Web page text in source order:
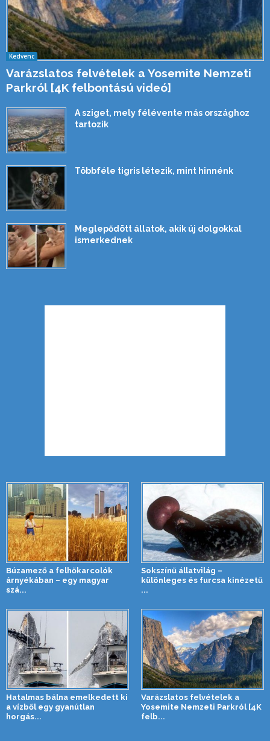
Kedvenc
Varázslatos felvételek a Yosemite Nemzeti
Parkról [4K felbontású videó]
A sziget, mely félévente más országhoz
tartozik
Többféle tigris létezik, mint hinnénk
Meglepődött állatok, akik új dolgokkal
ismerkednek
Búzamező a felhőkarcolók
árnyékában – egy magyar
szá...
Sokszínű állatvilág –
különleges és furcsa kinézetű
...
Hatalmas bálna emelkedett ki
a vízből egy gyanútlan
horgás...
Varázslatos felvételek a
Yosemite Nemzeti Parkról [4K
felb...